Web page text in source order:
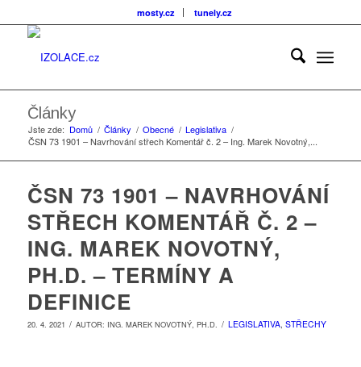
mosty.cz tunely.cz
Články
Jste zde: Domů / Články / Obecné / Legislativa /
ČSN 73 1901 – Navrhování střech Komentář č. 2 – Ing. Marek Novotný,...
ČSN 73 1901 – NAVRHOVÁNÍ
STŘECH KOMENTÁŘ Č. 2 –
ING. MAREK NOVOTNÝ,
PH.D. – TERMÍNY A
DEFINICE
20. 4. 2021 / AUTOR: ING. MAREK NOVOTNÝ, PH.D. / LEGISLATIVA, STŘECHY